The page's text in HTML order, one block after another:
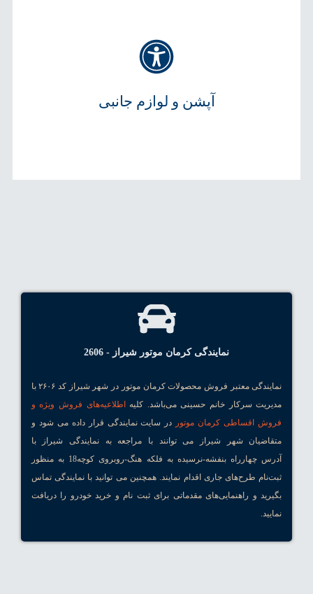
آپشن و لوازم جانبی
نمایندگی کرمان موتور شیراز - 2606
نمایندگی معتبر فروش محصولات کرمان موتور در شهر شیراز کد ۲۶۰۶ با
مدیریت سرکار خانم حسینی می‌باشد. کلیهاطلاعیه‌های فروش ویژه و
فروش اقساطی کرمان موتور در سایت نمایندگی قرار داده می شود و
متقاضیان شهر شیراز می توانند با مراجعه به نمایندگی شیراز با
آدرس چهارراه بنفشه-نرسیده به فلکه هنگ-روبروی کوچه18 به منظور
ثبت‌نام طرح‌های جاری اقدام نمایند. همچنین می توانید با نمایندگی تماس
بگیرید و راهنمایی‌های مقدماتی برای ثبت نام و خرید خودرو را دریافت
نمایید.